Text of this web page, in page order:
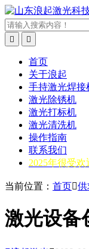


首页
关于浪起
手持激光焊接
激光除锈机
激光打标机
激光清洗机
操作指南
联系我们
2025年很受
当前位置： 首页供
激光设备